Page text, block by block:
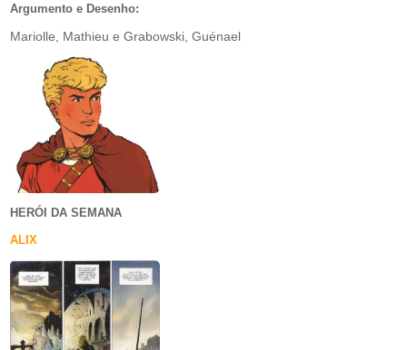
Argumento e Desenho:
Mariolle, Mathieu e Grabowski, Guénael
HERÓI DA SEMANA
ALIX